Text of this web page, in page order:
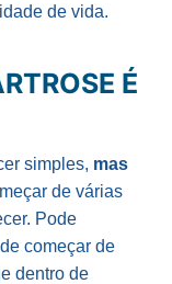
de vida.
É
simples, mas
de várias
Pode
começar de
dentro de